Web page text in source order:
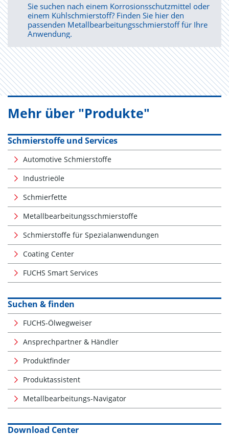
Sie suchen nach einem Korrosionsschutzmittel oder
einem Kühlschmierstoff? Finden Sie hier den
passenden Metallbearbeitungsschmierstoff für Ihre
Anwendung.
Mehr über "Produkte"
Schmierstoffe und Services
Automotive Schmierstoffe
Industrieöle
Schmierfette
Metallbearbeitungsschmierstoffe
Schmierstoffe für Spezialanwendungen
Coating Center
FUCHS Smart Services
Suchen & finden
FUCHS-Ölwegweiser
Ansprechpartner & Händler
Produktfinder
Produktassistent
Metallbearbeitungs-Navigator
Download Center